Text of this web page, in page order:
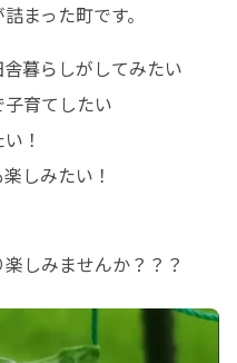
まった町です。
暮らしがしてみたい
育てしたい
！
しみたい！
しみませんか？？？